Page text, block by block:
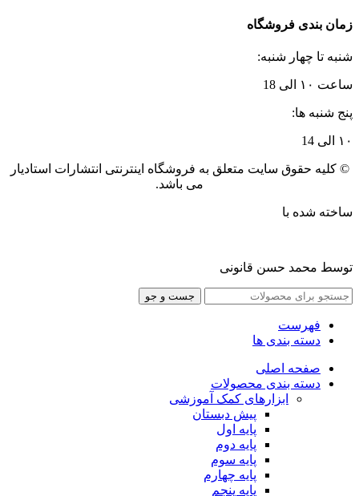
زمان بندی فروشگاه
شنبه تا چهار شنبه:
ساعت ۱۰ الی 18
پنج شنبه ها:
۱۰ الی 14
© کلیه حقوق سایت متعلق به فروشگاه اینترنتی انتشارات استادیار
می باشد.
ساخته شده با
توسط محمد حسن قانونی
جست و جو
فهرست
دسته بندی ها
صفحه اصلی
دسته بندی محصولات
ابزارهای کمک آموزشی
پیش دبستان
پایه اول
پایه دوم
پایه سوم
پایه چهارم
پايه پنجم